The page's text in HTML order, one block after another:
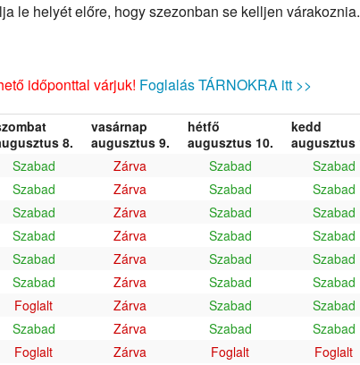
le helyét előre, hogy szezonban se kelljen várakoznia.
időponttal várjuk! Foglalás TÁRNOKRA itt >>
8.
vasárnap
augusztus 9.
hétfő
augusztus 10.
kedd
augusztus
Szabad Zárva Szabad Szabad
Szabad Zárva Szabad Szabad
Szabad Zárva Szabad Szabad
Szabad Zárva Szabad Szabad
Szabad Zárva Szabad Szabad
Szabad Zárva Szabad Szabad
Foglalt Zárva Szabad Szabad
Szabad Zárva Szabad Szabad
Foglalt Zárva Foglalt Foglalt